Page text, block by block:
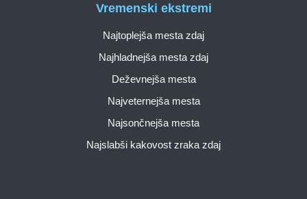
Vremenski ekstremi
Najtoplejša mesta zdaj
Najhladnejša mesta zdaj
Deževnejša mesta
Najveternejša mesta
Najsončnejša mesta
Najslabši kakovost zraka zdaj